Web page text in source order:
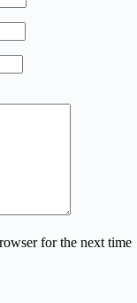
for the next time